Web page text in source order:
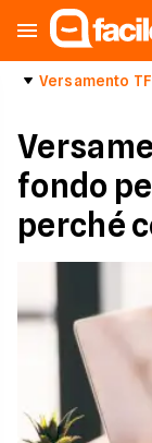
Versamento
fondo
perché